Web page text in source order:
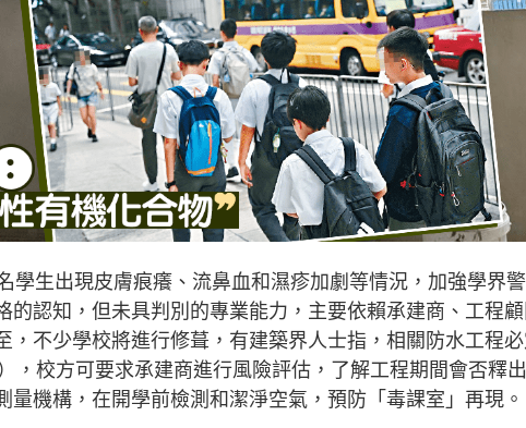
學生出現皮膚痕癢、流鼻血和濕疹加劇等情況，加強學界警
的認知，但未具判別的專業能力，主要依賴承建商、工程
，不少學校將進行修葺，有建築界人士指，相關防水工程
，校方可要求承建商進行風險評估，了解工程期間會否釋
機構，在開學前檢測和潔淨空氣，預防「毒課室」再現。